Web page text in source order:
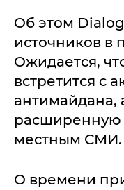
Об этом
источников в
Ожидается,
встретится с
антимайдана,
местным СМИ.
О времени